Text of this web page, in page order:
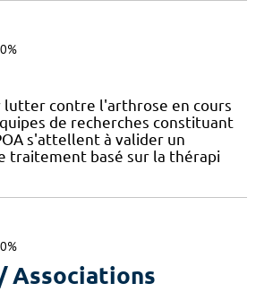
contre l'arthrose en cours
de recherches constituant
s'attellent à valider un
traitement basé sur la thérapi
Associations